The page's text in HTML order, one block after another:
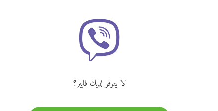
لا يتوفر لديك فايبر؟